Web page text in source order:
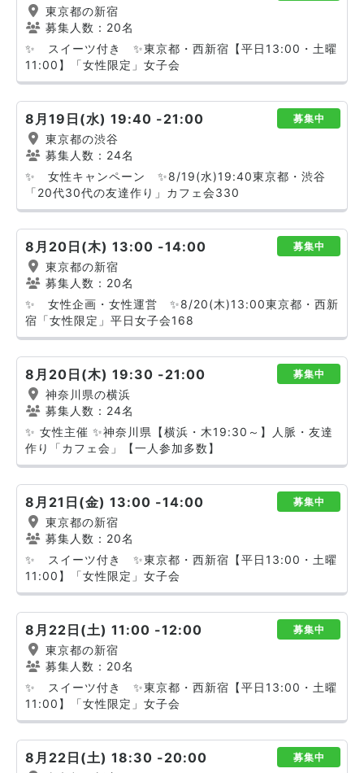
東京都の新宿
募集人数：20名
✨ スイーツ付き ✨東京都・西新宿【平日13:00・土曜
11:00】「女性限定」女子会
8月19日(水) 19:40 -21:00 募集中
東京都の渋谷
募集人数：24名
✨ 女性キャンペーン ✨8/19(水)19:40東京都・渋谷
「20代30代の友達作り」カフェ会330
8月20日(木) 13:00 -14:00 募集中
東京都の新宿
募集人数：20名
✨ 女性企画・女性運営 ✨8/20(木)13:00東京都・西新
宿「女性限定」平日女子会168
8月20日(木) 19:30 -21:00 募集中
神奈川県の横浜
募集人数：24名
✨ 女性主催 ✨神奈川県【横浜・木19:30～】人脈・友達
作り「カフェ会」【一人参加多数】
8月21日(金) 13:00 -14:00 募集中
東京都の新宿
募集人数：20名
✨ スイーツ付き ✨東京都・西新宿【平日13:00・土曜
11:00】「女性限定」女子会
8月22日(土) 11:00 -12:00 募集中
東京都の新宿
募集人数：20名
✨ スイーツ付き ✨東京都・西新宿【平日13:00・土曜
11:00】「女性限定」女子会
8月22日(土) 18:30 -20:00 募集中